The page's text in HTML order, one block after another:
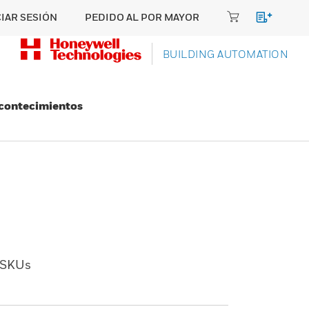
SESIÓN PEDIDO AL POR MAYOR
BUILDING AUTOMATION
SKUs